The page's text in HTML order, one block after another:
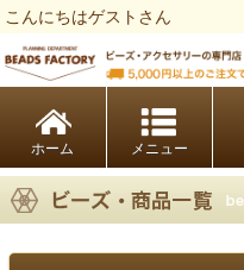
こんにちはゲストさん
ホーム